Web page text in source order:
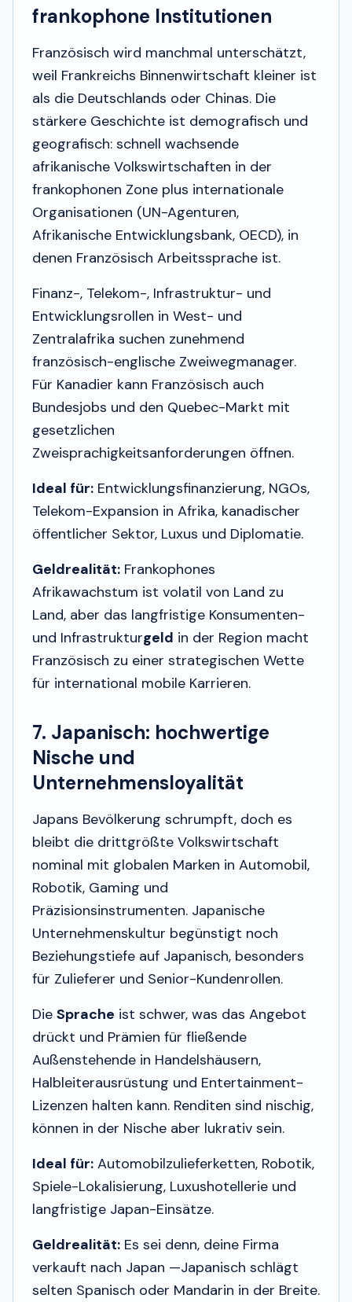
frankophone Institutionen
Französisch wird manchmal unterschätzt,
weil Frankreichs Binnenwirtschaft kleiner ist
als die Deutschlands oder Chinas. Die
stärkere Geschichte ist demografisch und
geografisch: schnell wachsende
afrikanische Volkswirtschaften in der
frankophonen Zone plus internationale
Organisationen (UN-Agenturen,
Afrikanische Entwicklungsbank, OECD), in
denen Französisch Arbeitssprache ist.
Finanz-, Telekom-, Infrastruktur- und
Entwicklungsrollen in West- und
Zentralafrika suchen zunehmend
französisch-englische Zweiwegmanager.
Für Kanadier kann Französisch auch
Bundesjobs und den Quebec-Markt mit
gesetzlichen
Zweisprachigkeitsanforderungen öffnen.
Ideal für: Entwicklungsfinanzierung, NGOs,
Telekom-Expansion in Afrika, kanadischer
öffentlicher Sektor, Luxus und Diplomatie.
Geldrealität: Frankophones
Afrikawachstum ist volatil von Land zu
Land, aber das langfristige Konsumenten-
und Infrastrukturgeld in der Region macht
Französisch zu einer strategischen Wette
für international mobile Karrieren.
7. Japanisch: hochwertige
Nische und
Unternehmensloyalität
Japans Bevölkerung schrumpft, doch es
bleibt die drittgrößte Volkswirtschaft
nominal mit globalen Marken in Automobil,
Robotik, Gaming und
Präzisionsinstrumenten. Japanische
Unternehmenskultur begünstigt noch
Beziehungstiefe auf Japanisch, besonders
für Zulieferer und Senior-Kundenrollen.
Die Sprache ist schwer, was das Angebot
drückt und Prämien für fließende
Außenstehende in Handelshäusern,
Halbleiterausrüstung und Entertainment-
Lizenzen halten kann. Renditen sind nischig,
können in der Nische aber lukrativ sein.
Ideal für: Automobilzulieferketten, Robotik,
Spiele-Lokalisierung, Luxushotellerie und
langfristige Japan-Einsätze.
Geldrealität: Es sei denn, deine Firma
verkauft nach Japan —Japanisch schlägt
selten Spanisch oder Mandarin in der Breite.